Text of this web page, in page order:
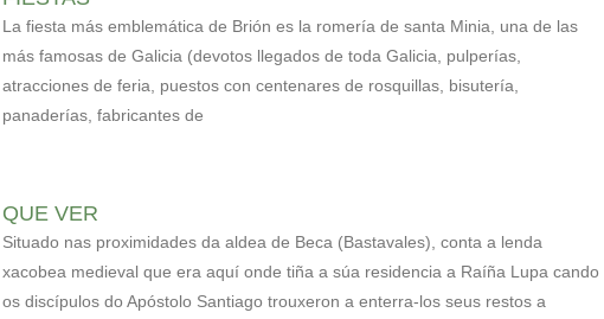
La fiesta más emblemática de Brión es la romería de santa Minia, una de las
más famosas de Galicia (devotos llegados de toda Galicia, pulperías,
atracciones de feria, puestos con centenares de rosquillas, bisutería,
panaderías, fabricantes de
QUE VER
Situado nas proximidades da aldea de Beca (Bastavales), conta a lenda
xacobea medieval que era aquí onde tiña a súa residencia a Raíña Lupa cando
os discípulos do Apóstolo Santiago trouxeron a enterra-los seus restos a